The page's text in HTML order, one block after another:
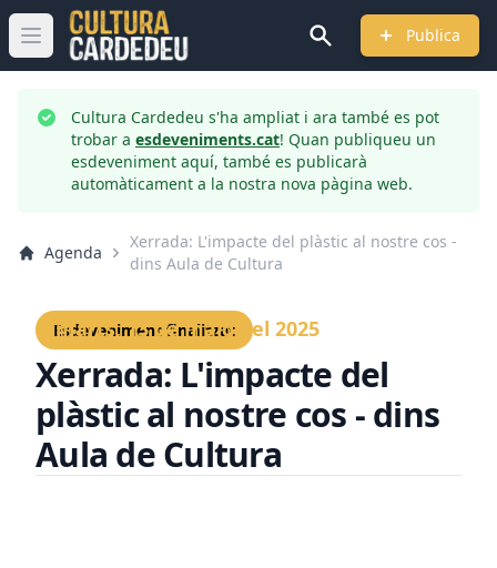
Obrir menú principal Publica
Cultura Cardedeu s'ha ampliat i ara també es pot
trobar a esdeveniments.cat! Quan publiqueu un
esdeveniment aquí, també es publicarà
automàticament a la nostra nova pàgina web.
Agenda
Xerrada: L'impacte del plàstic al nostre cos -
dins Aula de Cultura
Esdeveniment finalitzat
Dimarts, 13 de maig del 2025
Xerrada: L'impacte del
plàstic al nostre cos - dins
Aula de Cultura